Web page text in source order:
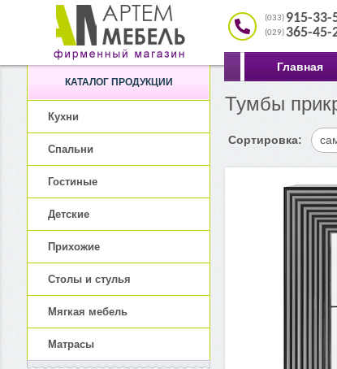
(033) 915-33-
(029) 365-45-
Главная
Тумбы
Сортировка:
КАТАЛОГ ПРОДУКЦИИ
Кухни
Спальни
Гостиные
Детские
Прихожие
Столы и стулья
Мягкая мебель
Матрасы